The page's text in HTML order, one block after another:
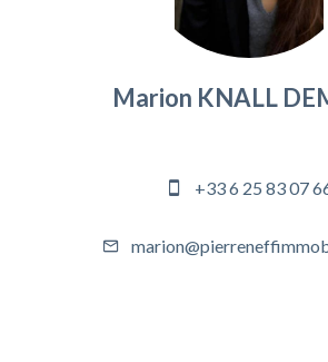
Marion KNALL
+33 6 25 83 07